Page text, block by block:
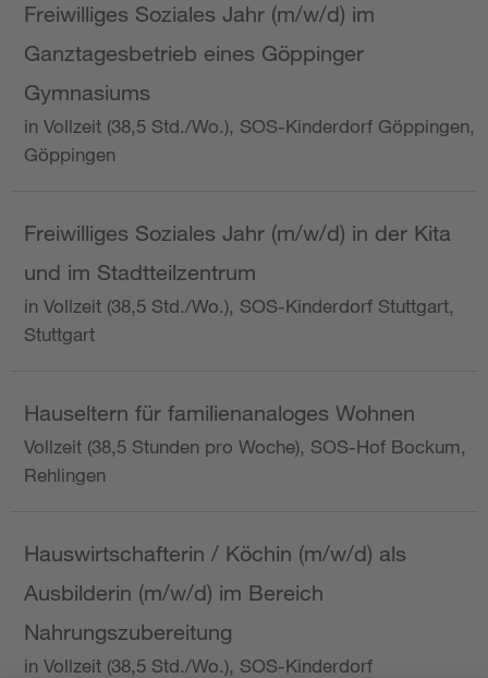
Freiwilliges Soziales Jahr (m/w/d) im
Ganztagesbetrieb eines Göppinger
Gymnasiums
in Vollzeit (38,5 Std./Wo.), SOS-Kinderdorf Göppingen,
Göppingen
Freiwilliges Soziales Jahr (m/w/d) in der Kita
und im Stadtteilzentrum
in Vollzeit (38,5 Std./Wo.), SOS-Kinderdorf Stuttgart,
Stuttgart
Hauseltern für familienanaloges Wohnen
Vollzeit (38,5 Stunden pro Woche), SOS-Hof Bockum,
Rehlingen
Hauswirtschafterin / Köchin (m/w/d) als
Ausbilderin (m/w/d) im Bereich
Nahrungszubereitung
in Vollzeit (38,5 Std./Wo.), SOS-Kinderdorf